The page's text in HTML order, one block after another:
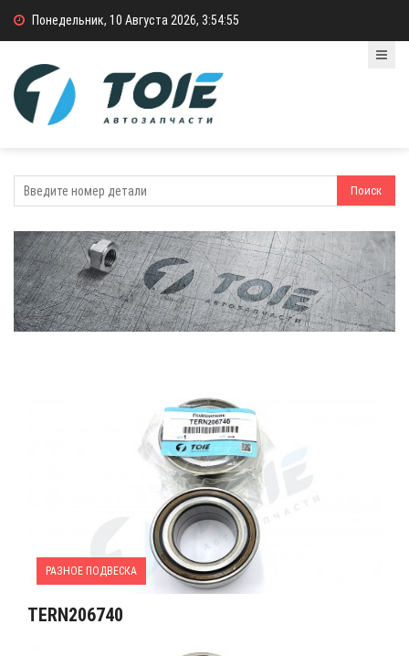
Понедельник, 10 Августа 2026, 3:54:55
РАЗНОЕ ПОДВЕСКА
TERN206740